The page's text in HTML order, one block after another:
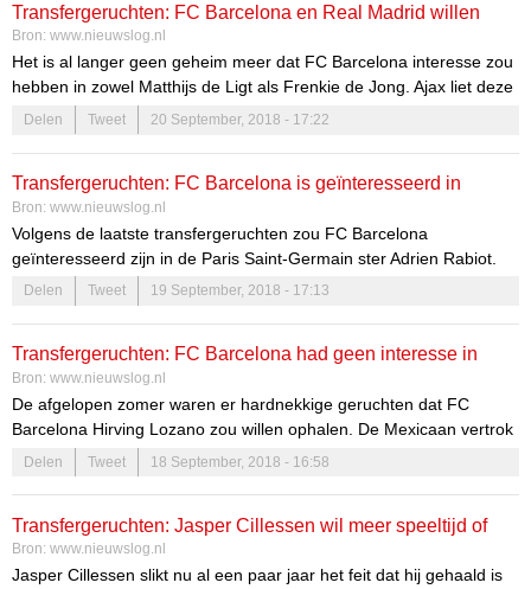
de Ligt voor versterking […]
Transfergeruchten: FC Barcelona en Real Madrid willen
Frenkie de Jong
Bron: www.nieuwslog.nl
Het is al langer geen geheim meer dat FC Barcelona interesse zou
hebben in zowel Matthijs de Ligt als Frenkie de Jong. Ajax liet deze
zomer weten dat de Jong en de Ligt niet te koop zijn. Real Madrid
ruikt hierdoor kansen en ziet kans om FC Barcelona te verslaan
Delen Tweet 20 September, 2018 - 17:22
Transfergeruchten: FC Barcelona is geïnteresseerd in
Adrien Rabiot
Bron: www.nieuwslog.nl
Volgens de laatste transfergeruchten zou FC Barcelona
geïnteresseerd zijn in de Paris Saint-Germain ster Adrien Rabiot.
De Catalanen zouden eventueel overwegen om in januari een
poging te doen de sterspeler bij PSG op te halen. Een opmerkelijke
vertrekken uit Parijs. Aan het einde van het seizoen […]
Delen Tweet 19 September, 2018 - 17:13
Transfergeruchten: FC Barcelona had geen interesse in
Hirving Lozano
Bron: www.nieuwslog.nl
De afgelopen zomer waren er hardnekkige geruchten dat FC
Barcelona Hirving Lozano zou willen ophalen. De Mexicaan vertrok
echter niet en bleef PSV trouw. Volgens de Mexicaan was dit een
bewuste keuze en zijn er wel gesprekken geweest tussen hem en
te vroeg was om […]
Delen Tweet 18 September, 2018 - 16:58
Transfergeruchten: Jasper Cillessen wil meer speeltijd of
een vertrek bij FC Barcelona
Bron: www.nieuwslog.nl
Jasper Cillessen slikt nu al een paar jaar het feit dat hij gehaald is